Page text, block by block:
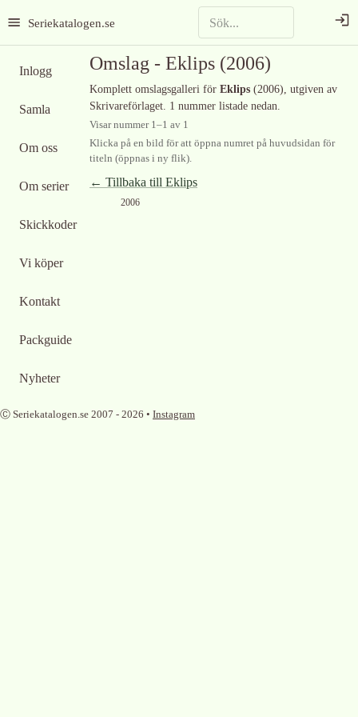
Seriekatalogen.se
Inlogg
Samla
Om oss
Om serier
Skickkoder
Vi köper
Kontakt
Packguide
Nyheter
Omslag - Eklips (2006)
Komplett omslagsgalleri för Eklips (2006), utgiven av
Skrivareförlaget. 1 nummer listade nedan.
Visar nummer 1–1 av 1
Klicka på en bild för att öppna numret på huvudsidan för
titeln (öppnas i ny flik).
← Tillbaka till Eklips
2006
Ⓒ Seriekatalogen.se 2007 - 2026 • Instagram